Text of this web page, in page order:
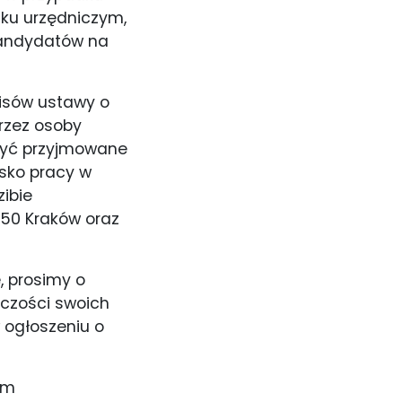
urzędniczym,
na
ustawy o
osoby
przyjmowane
pracy w
Kraków oraz
prosimy o
swoich
o